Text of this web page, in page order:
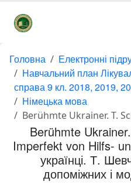
Головна
Електронні
Навчальний план
справа 9 кл. 2018, 2019,
Німецька мова
Berühmte Ukrainer. T. Schewtschenko. Imperfekt von Hilfs- und Modalverben. Відомі українці. Т. Шевченко.
Berühmte
Imperfekt von Hilfs-
українці. Т.
допоміжних і